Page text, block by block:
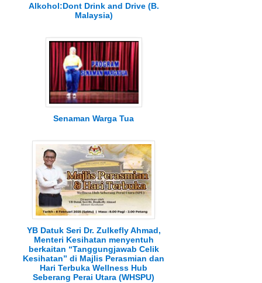
Alkohol:Dont Drink and Drive (B.
Malaysia)
Senaman Warga Tua
YB Datuk Seri Dr. Zulkefly Ahmad,
Menteri Kesihatan menyentuh
berkaitan “Tanggungjawab Celik
Kesihatan” di Majlis Perasmian dan
Hari Terbuka Wellness Hub
Seberang Perai Utara (WHSPU)